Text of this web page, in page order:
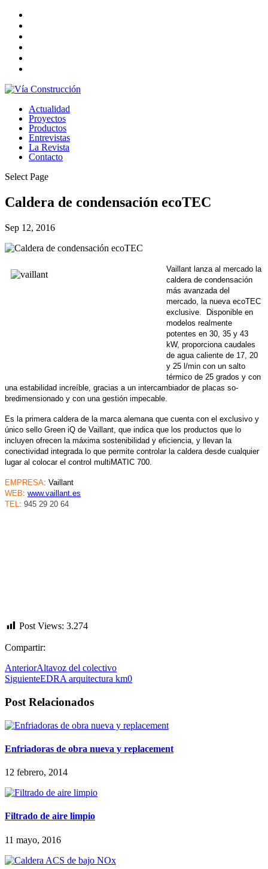
Actualidad
Proyectos
Productos
Entrevistas
La Revista
Contacto
Select Page
Caldera de condensación ecoTEC
Sep 12, 2016
Vaillant lanza al mercado la
caldera de condensación
más avanzada del
mercado, la nueva ecoTEC
exclusive. Disponible en
modelos realmente
potentes en 30, 35 y 43
kW, proporciona caudales
de agua caliente de 17, 20
y 25 l/min con un salto
térmico de 25 grados y con
una estabilidad increíble, gracias a un intercambiador de placas so-
bredimensionado y con una gestión impecable.
Es la primera caldera de la marca alemana que cuenta con el exclusivo y
único sello Green iQ de Vaillant, que indica que los productos que lo
incluyen ofrecen la máxima sostenibilidad y eficiencia, y llevan la
conectividad integrada lo que permite controlar la caldera desde cualquier
lugar al colocar el control multiMATIC 700.
EMPRESA: Vaillant
WEB: www.vaillant.es
TEL : 945 29 20 64
Post Views: 3.274
Compartir:
AnteriorAltavoz del colectivo
SiguienteEDRA arquitectura km0
Post Relacionados
Enfriadoras de obra nueva y replacement
12 febrero, 2014
Filtrado de aire limpio
11 mayo, 2016